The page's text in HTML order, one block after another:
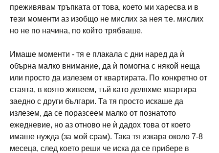
преживявам тръпката от това, което ми харесва и в
тези моменти аз изобщо не мислих за нея т.е. мислих
но не по начина, по който трябваше.
Имаше моменти - тя е плакала с дни наред да ѝ
обърна малко внимание, да ѝ помогна с някой неща
или просто да излезем от квартирата. По конкретно от
стаята, в която живеем, тъй като деляхме квартира
заедно с други българи. Та тя просто искаше да
излезем, да се поразсеем малко от познатото
ежедневие, но аз отново не ѝ дадох това от което
имаше нужда (за мой срам). Така тя изкара около 7-8
месеца, след което реши че иска да се прибере в